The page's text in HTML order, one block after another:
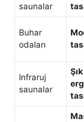
saunalar
Buhar
odaları
Infraruj
saunalar